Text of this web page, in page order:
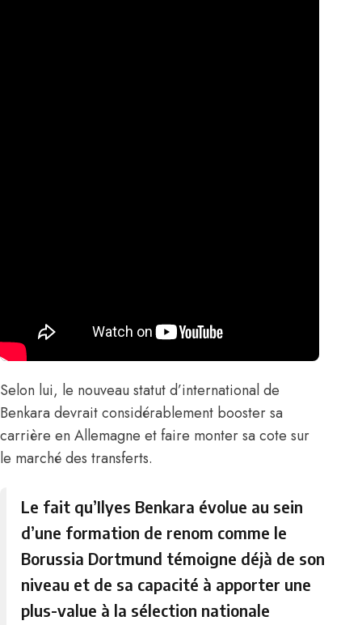
Selon lui, le nouveau statut d’international de
Benkara devrait considérablement booster sa
carrière en Allemagne et faire monter sa cote sur
le marché des transferts.
Le fait qu’Ilyes Benkara évolue au sein
d’une formation de renom comme le
Borussia Dortmund témoigne déjà de son
niveau et de sa capacité à apporter une
plus-value à la sélection nationale